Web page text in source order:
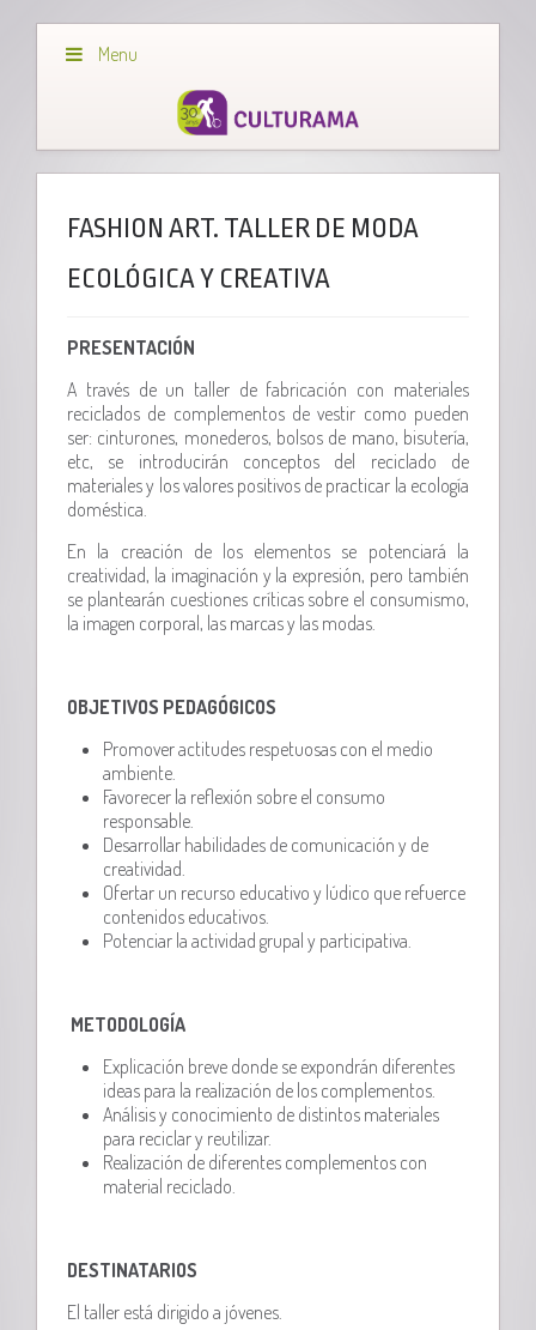
Menu
FASHION ART. TALLER DE MODA
ECOLÓGICA Y CREATIVA
PRESENTACIÓN
A través de un taller de fabricación con materiales
reciclados de complementos de vestir como pueden
ser: cinturones, monederos, bolsos de mano, bisutería,
etc, se introducirán conceptos del reciclado de
materiales y los valores positivos de practicar la ecología
doméstica.
En la creación de los elementos se potenciará la
creatividad, la imaginación y la expresión, pero también
se plantearán cuestiones críticas sobre el consumismo,
la imagen corporal, las marcas y las modas.
OBJETIVOS PEDAGÓGICOS
Promover actitudes respetuosas con el medio
ambiente.
Favorecer la reflexión sobre el consumo
responsable.
Desarrollar habilidades de comunicación y de
creatividad.
Ofertar un recurso educativo y lúdico que refuerce
contenidos educativos.
Potenciar la actividad grupal y participativa.
METODOLOGÍA
Explicación breve donde se expondrán diferentes
ideas para la realización de los complementos.
Análisis y conocimiento de distintos materiales
para reciclar y reutilizar.
Realización de diferentes complementos con
material reciclado.
DESTINATARIOS
El taller está dirigido a jóvenes.